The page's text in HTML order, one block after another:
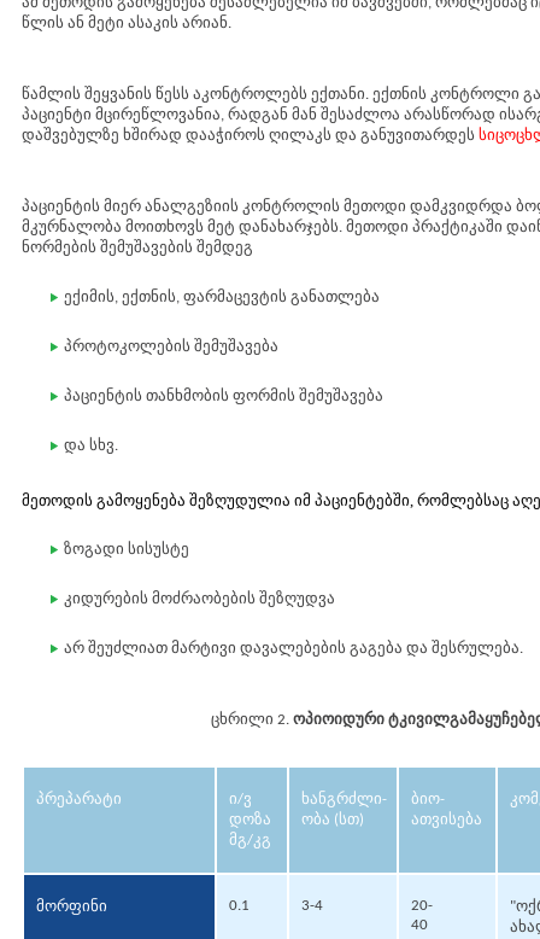
წლის ან მეტი ასაკის არიან.
წამლის შეყვანის წესს აკონტროლებს ექთანი. ექთნის კონტროლი
პაციენტი მცირეწლოვანია, რადგან მან შესაძლოა არასწორად
დაშვებულზე ხშირად დააჭიროს ღილაკს და განუვითარდეს
პაციენტის მიერ ანალგეზიის კონტროლის მეთოდი დამკვიდრდა
მკურნალობა მოითხოვს მეტ დანახარჯებს. მეთოდი პრაქტიკაში
ნორმების შემუშავების შემდეგ
ექიმის, ექთნის, ფარმაცევტის განათლება
პროტოკოლების შემუშავება
პაციენტის თანხმობის ფორმის შემუშავება
და სხვ.
მეთოდის გამოყენება შეზღუდულია იმ პაციენტებში, რომლებსაც
ზოგადი სისუსტე
კიდურების მოძრაობების შეზღუდვა
არ შეუძლიათ მარტივი დავალებების გაგება და შესრულება.
ცხრილი 2. ოპიოიდური
პრეპარატი
ი/ვ
დოზა
მგ/კგ
ხანგრძლი-
ობა (სთ)
ბიო-
ათვისება
მორფინი 0.1 3-4
20-
40